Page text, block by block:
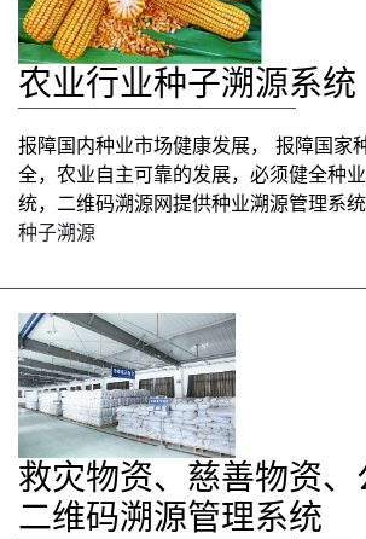
农业行业种子溯源系统
报障国内种业市场健康发展， 报障国家
全，农业自主可靠的发展，必须健全种
统，二维码溯源网提供种业溯源管理系统
种子溯源
救灾物资、慈善物资
二维码溯源管理系统